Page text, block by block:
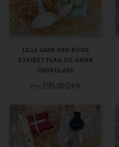
LILLE GAVE MED BEIGE
STRIBET FLAG OG GRØN
CHOKOLADE
Pris 199,00 DKK